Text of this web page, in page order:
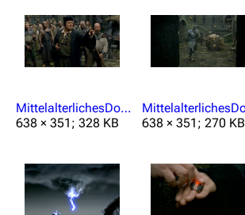
MittelalterlichesDorfBevölkerung.png
638 × 351; 328 KB
638 × 351; 270 KB